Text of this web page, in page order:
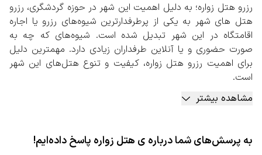
رزرو هتل زواره؛ به دلیل اهمیت این شهر در حوزه گردشگری، رزرو
هتل های شهر به یکی از پرطرفدارترین شیوه‌های رزرو یا اجاره
اقامتگاه در این شهر تبدیل شده است. شیوه‌های که چه به
صورت حضوری و یا آنلاین طرفداران زیادی دارد. مهمترین دلیل
برای اهمیت رزرو هتل زواره، کیفیت و تنوع هتل‌های این شهر
است.
هتل‌های این منطقه علاوه بر اینکه طبق قوانین معتبر صنعت
هتلداری تنوع زیادی دارند، در خصوص تعداد ستاره‌ها و امکانات
برای انتخاب بهترین اقامتگاه باز می‌گذارد.
تنوع هتل‌های این شهر به اینجا ختم نمی‌شود. در موارد متعدد
مشاهده بیشتر
به پرسش‌های شما درباره ی هتل زواره پاسخ داده‌ایم!